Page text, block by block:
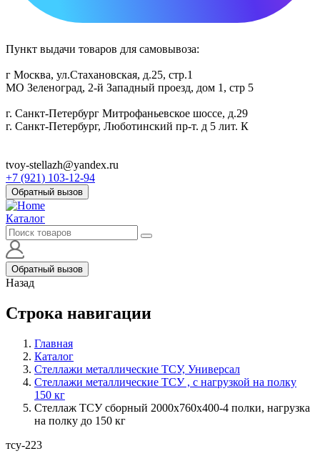
Пункт выдачи товаров для самовывоза:
г Москва, ул.Стахановская, д.25, стр.1
МО Зеленоград, 2-й Западный проезд, дом 1, стр 5
г. Санкт-Петербург Митрофаньевское шоссе, д.29
г. Санкт-Петербург, Люботинский пр-т. д 5 лит. К
tvoy-stellazh@yandex.ru
+7 (921) 103-12-94
Обратный вызов
Каталог
Обратный вызов
Назад
Строка навигации
Главная
Каталог
Стеллажи металлические ТСУ, Универсал
Стеллажи металлические ТСУ , с нагрузкой на полку
150 кг
Стеллаж ТСУ сборный 2000х760х400-4 полки, нагрузка
на полку до 150 кг
тсу-223